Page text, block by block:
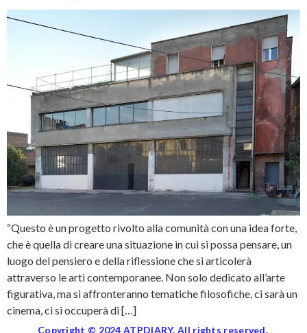
“Questo è un progetto rivolto alla comunità con una idea forte,
che è quella di creare una situazione in cui si possa pensare, un
luogo del pensiero e della riflessione che si articolerà
attraverso le arti contemporanee. Non solo dedicato all’arte
figurativa, ma si affronteranno tematiche filosofiche, ci sarà un
cinema, ci si occuperà di […]
Copyright © 2024 ATPDIARY. All rights reserved.